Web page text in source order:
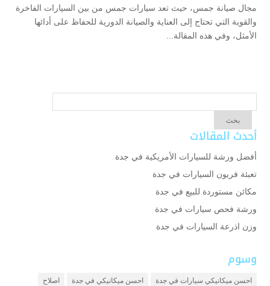
مجال صيانة جمس، حيث تعد سيارات جمس من بين السيارات الفاخرة
والقوية التي تحتاج إلى العناية والصيانة الدورية للحفاظ على أدائها
الأمثل، وفي هذه المقالة...
أحدث المقالات
أفضل ورشة للسيارات الأمريكية في جدة
تعبئة فريون السيارات في جدة
مكائن مستوردة للبيع في جدة
ورشة فحص سيارات في جدة
وزن اذرعة السيارات في جدة
وسوم
احسن ميكانيكي سيارات في جدة احسن ميكانيكي في جدة اصلاح